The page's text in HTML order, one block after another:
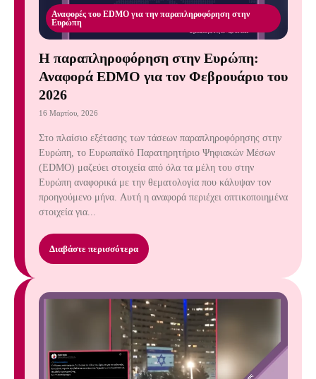
Αναφορές του EDMO για την παραπληροφόρηση στην
Ευρώπη
Η παραπληροφόρηση στην Ευρώπη:
Αναφορά EDMO για τον Φεβρουάριο του
2026
16 Μαρτίου, 2026
Στο πλαίσιο εξέτασης των τάσεων παραπληροφόρησης στην
Ευρώπη, το Ευρωπαϊκό Παρατηρητήριο Ψηφιακών Μέσων
(EDMO) μαζεύει στοιχεία από όλα τα μέλη του στην
Ευρώπη αναφορικά με την θεματολογία που κάλυψαν τον
προηγούμενο μήνα. Αυτή η αναφορά περιέχει οπτικοποιημένα
στοιχεία για...
Διαβάστε περισσότερα